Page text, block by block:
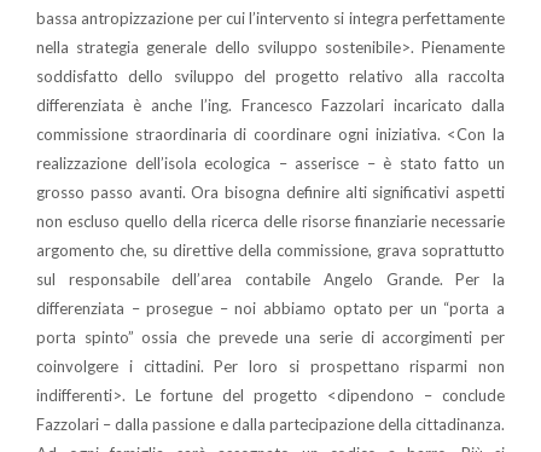
bassa antropizzazione per cui l’intervento si integra perfettamente
nella strategia generale dello sviluppo sostenibile>. Pienamente
soddisfatto dello sviluppo del progetto relativo alla raccolta
differenziata è anche l’ing. Francesco Fazzolari incaricato dalla
commissione straordinaria di coordinare ogni iniziativa. <Con la
realizzazione dell’isola ecologica – asserisce – è stato fatto un
grosso passo avanti. Ora bisogna definire alti significativi aspetti
non escluso quello della ricerca delle risorse finanziarie necessarie
argomento che, su direttive della commissione, grava soprattutto
sul responsabile dell’area contabile Angelo Grande. Per la
differenziata – prosegue – noi abbiamo optato per un “porta a
porta spinto” ossia che prevede una serie di accorgimenti per
coinvolgere i cittadini. Per loro si prospettano risparmi non
indifferenti>. Le fortune del progetto <dipendono – conclude
Fazzolari – dalla passione e dalla partecipazione della cittadinanza.